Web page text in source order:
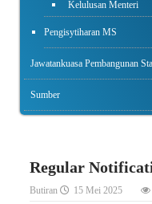
Kelulusan Menteri
Pengisytiharan MS
Jawatankuasa Pembangunan
Sumber
Regular
Butiran 15 Mei 2025